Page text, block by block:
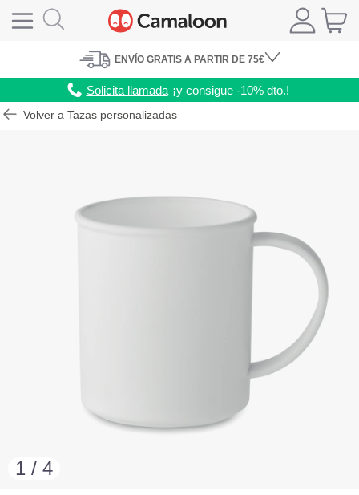
ENVÍO GRATIS A PARTIR DE 75€
Solicita llamada ¡y consigue -10% dto.!
Volver a Tazas personalizadas
1 / 4